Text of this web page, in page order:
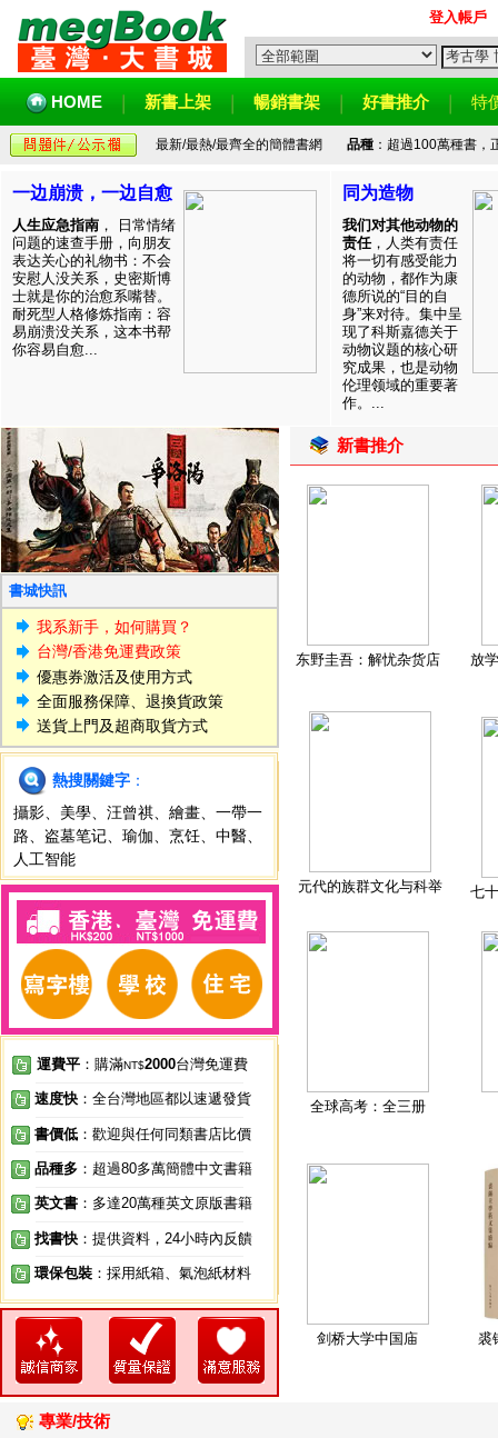
登入帳戶
HOME 新書上架 暢銷書架 好書推介 特
最新/最熱/最齊全的簡體書網 品種：超過100萬種書，
一边崩溃，一边自愈
人生应急指南 ， 日常情绪
问题的速查手册，向朋友
表达关心的礼物书：不会
安慰人没关系，史密斯博
士就是你的治愈系嘴替。
耐死型人格修炼指南：容
易崩溃没关系，这本书帮
你容易自愈...
同为造物
我们对其他动物的
责任，人类有责任
将一切有感受能力
的动物，都作为康
德所说的“目的自
身”来对待。集中呈
现了科斯嘉德关于
动物议题的核心研
究成果，也是动物
伦理领域的重要著
作。...
書城快訊
我系新手，如何購買？
台灣/香港免運費政策
優惠券激活及使用方式
全面服務保障、退換貨政策
送貨上門及超商取貨方式
熱搜關鍵字 ：
攝影
美學 汪曾祺 繪畫
一帶一
路
盗墓笔记 瑜伽 烹饪 中醫
人工智能
運費平 ：購滿NT$2000台灣免運費
速度快 ：全台灣地區都以速遞發貨
書價低 ：歡迎與任何同類書店比價
品種多 ：超過80多萬簡體中文書籍
英文書 ：多達20萬種英文原版書籍
找書快 ：提供資料，24小時內反饋
環保包裝 ：採用紙箱、氣泡紙材料
新書推介
东野圭吾：解忧杂货店 放
元代的族群文化与科举 七
全球高考：全三册
剑桥大学中国庙 裘
專業/技術